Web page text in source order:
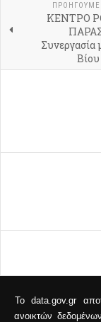
ΚΕΝΤΡΟ
Συνεργασία
Το data.gov.gr
ανοικτών